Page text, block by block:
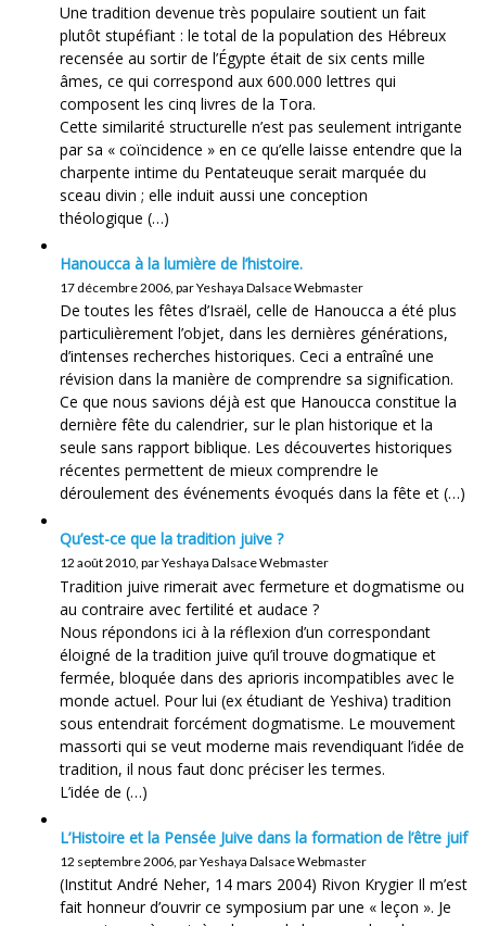
Une tradition devenue très populaire soutient un fait
plutôt stupéfiant : le total de la population des Hébreux
recensée au sortir de l’Égypte était de six cents mille
âmes, ce qui correspond aux 600.000 lettres qui
composent les cinq livres de la Tora.
Cette similarité structurelle n’est pas seulement intrigante
par sa « coïncidence » en ce qu’elle laisse entendre que la
charpente intime du Pentateuque serait marquée du
sceau divin ; elle induit aussi une conception
théologique (…)
Hanoucca à la lumière de l’histoire.
17 décembre 2006, par Yeshaya Dalsace Webmaster
De toutes les fêtes d’Israël, celle de Hanoucca a été plus
particulièrement l’objet, dans les dernières générations,
d’intenses recherches historiques. Ceci a entraîné une
révision dans la manière de comprendre sa signification.
Ce que nous savions déjà est que Hanoucca constitue la
dernière fête du calendrier, sur le plan historique et la
seule sans rapport biblique. Les découvertes historiques
récentes permettent de mieux comprendre le
déroulement des événements évoqués dans la fête et (…)
Qu’est-ce que la tradition juive ?
12 août 2010, par Yeshaya Dalsace Webmaster
Tradition juive rimerait avec fermeture et dogmatisme ou
au contraire avec fertilité et audace ?
Nous répondons ici à la réflexion d’un correspondant
éloigné de la tradition juive qu’il trouve dogmatique et
fermée, bloquée dans des aprioris incompatibles avec le
monde actuel. Pour lui (ex étudiant de Yeshiva) tradition
sous entendrait forcément dogmatisme. Le mouvement
massorti qui se veut moderne mais revendiquant l’idée de
tradition, il nous faut donc préciser les termes.
L’idée de (…)
L’Histoire et la Pensée Juive dans la formation de l’être juif
12 septembre 2006, par Yeshaya Dalsace Webmaster
(Institut André Neher, 14 mars 2004) Rivon Krygier Il m’est
fait honneur d’ouvrir ce symposium par une « leçon ». Je